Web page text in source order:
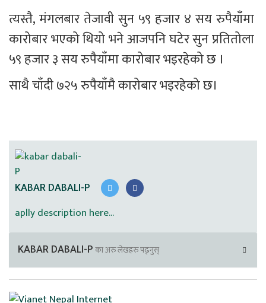
त्यस्तै, मंगलबार तेजावी सुन ५९ हजार ४ सय रुपैयाँमा
कारोबार भएको थियो भने आजपनि घटेर सुन प्रतितोला
५९ हजार ३ सय रुपैयाँमा कारोबार भइरहेको छ ।
साथै चाँदी ७२५ रुपैयाँमै कारोबार भइरहेको छ।
KABAR DABALI-P
aplly description here...
KABAR DABALI-Pका अरु लेखहरु पढ्नुस्